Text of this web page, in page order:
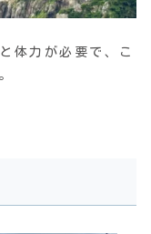
体力が必要で、こ